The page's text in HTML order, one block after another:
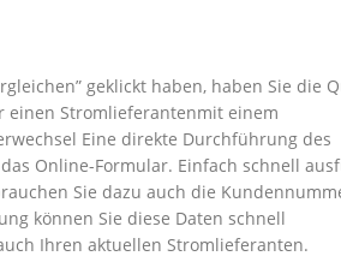
geklickt haben, haben Sie die
einen Stromlieferantenmit einem
Eine direkte Durchführung des
Online-Formular. Einfach schnell
Sie dazu auch die
können Sie diese Daten schnell
Ihren aktuellen Stromlieferanten.